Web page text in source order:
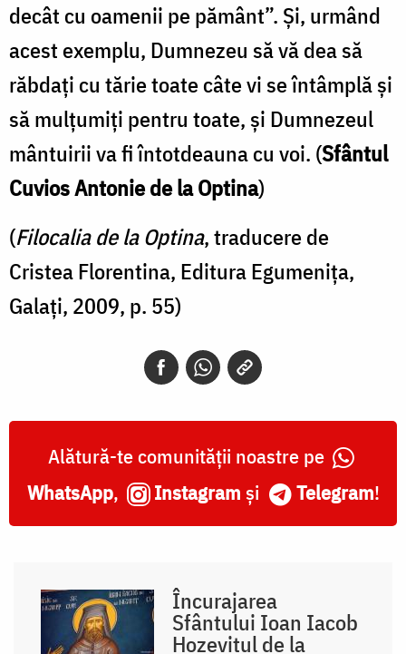
decât cu oamenii pe pământ”. Și, urmând
acest exemplu, Dumnezeu să vă dea să
răbdați cu tărie toate câte vi se întâmplă și
să mulțumiți pentru toate, și Dumnezeul
mântuirii va fi întotdeauna cu voi. (Sfântul
Cuvios Antonie de la Optina)
(Filocalia de la Optina, traducere de
Cristea Florentina, Editura Egumenița,
Galați, 2009, p. 55)
Alătură-te comunității noastre pe
WhatsApp, Instagram și Telegram!
Încurajarea
Sfântului Ioan Iacob
Hozevitul de la